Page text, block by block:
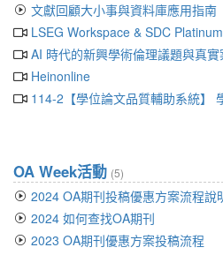
文獻回顧大小事與資料庫應用指南
LSEG Workspace & SDC Platinum
AI 時代的新興學術倫理議題與真實
Heinonline
114-2【學位論文品質輔助系統】
OA Week活動 (5)
2024 OA期刊投稿優惠方案流程說
2024 如何查找OA期刊
2023 OA期刊優惠方案投稿流程